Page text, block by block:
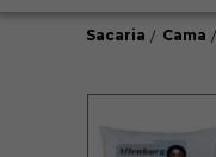
Sacaria Cama